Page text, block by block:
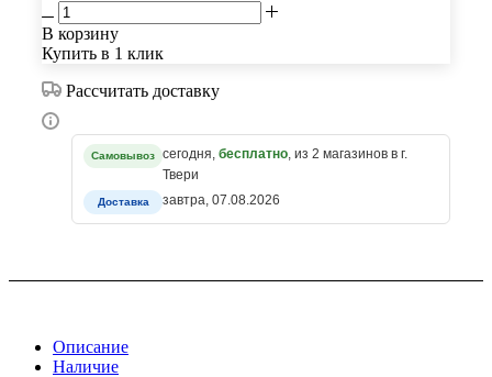
В корзину
Купить в 1 клик
Рассчитать доставку
Самовывоз сегодня, бесплатно, из 2 магазинов в г.
Твери
Доставка завтра, 07.08.2026
Описание
Наличие